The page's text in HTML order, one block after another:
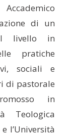
di un
I livello in
pratiche
sociali e
di pastorale
in
Teologica
l’Università